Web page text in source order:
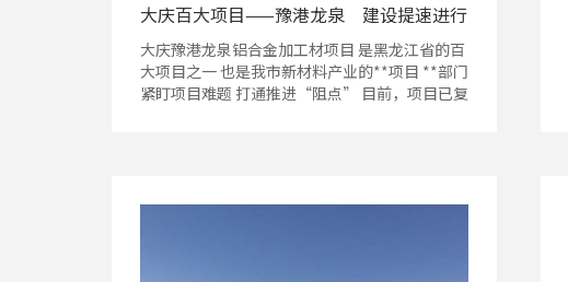
大庆百大项目——豫港龙泉 建设提速进行
中~
大庆豫港龙泉铝合金加工材项目 是黑龙江省的百
大项目之一 也是我市新材料产业的**项目 **部门
紧盯项目难题 打通推进“阻点” 目前，项目已复